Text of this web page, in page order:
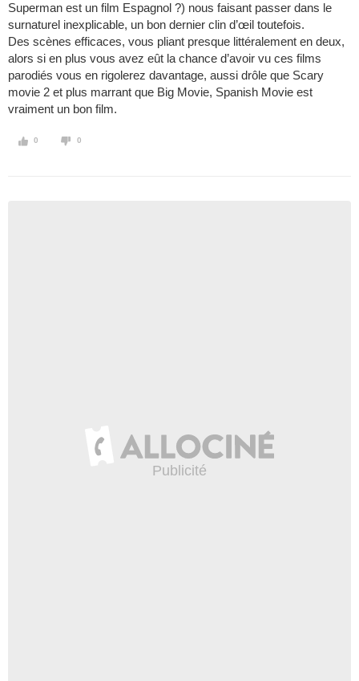
Superman est un film Espagnol ?) nous faisant passer dans le
surnaturel inexplicable, un bon dernier clin d’œil toutefois.
Des scènes efficaces, vous pliant presque littéralement en deux,
alors si en plus vous avez eût la chance d’avoir vu ces films
parodiés vous en rigolerez davantage, aussi drôle que Scary
movie 2 et plus marrant que Big Movie, Spanish Movie est
vraiment un bon film.
0 0